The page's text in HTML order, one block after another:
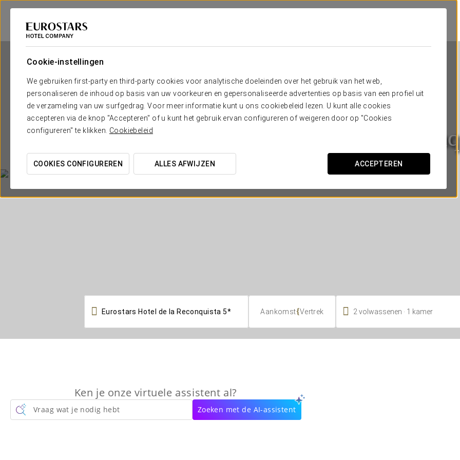
Cookie-instellingen
We gebruiken first-party en third-party cookies voor analytische doeleinden over het gebruik van het web,
personaliseren de inhoud op basis van uw voorkeuren en gepersonaliseerde advertenties op basis van een profiel uit
de verzameling van uw surfgedrag. Voor meer informatie kunt u ons cookiebeleid lezen. U kunt alle cookies
accepteren via de knop "Accepteren" of u kunt het gebruik ervan configureren of weigeren door op "Cookies
configureren" te klikken. Cookiebeleid
COOKIES CONFIGUREREN ALLES AFWIJZEN ACCEPTEREN
Eurostars Hotel de la
OVIEDO
 Aankomst{Vertrek  2 volwassenen 1 kamer
Ken je onze virtuele assistent al?
Vraag wat je nodig hebt Zoeken met de AI-assistent